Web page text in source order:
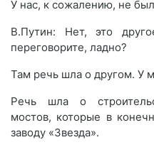
У нас, к сожалению, не
В.Путин: Нет, это
переговорите, ладно?
Там речь шла о другом. У
Речь шла о
мостов, которые в
заводу «Звезда».